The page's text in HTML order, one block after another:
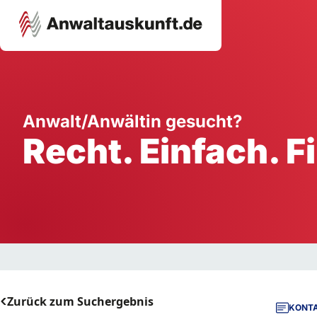
Ausbildung
Handwerk
Dienstleistung
Anwalt/Anwältin gesucht?
Recht. Einfach.
Zurück zum Suchergebnis